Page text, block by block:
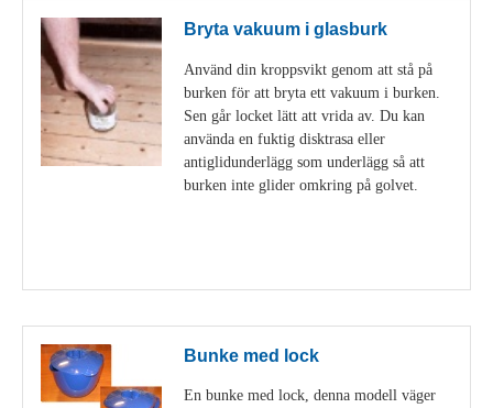
Bryta vakuum i glasburk
Använd din kroppsvikt genom att stå på
burken för att bryta ett vakuum i burken.
Sen går locket lätt att vrida av. Du kan
använda en fuktig disktrasa eller
antiglidunderlägg som underlägg så att
burken inte glider omkring på golvet.
Bunke med lock
En bunke med lock, denna modell väger